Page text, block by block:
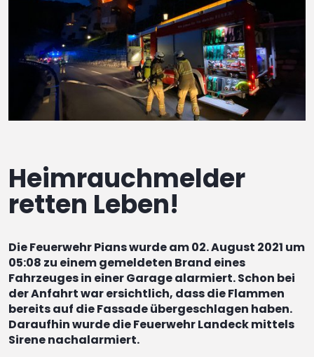
Heimrauchmelder
retten Leben!
Die Feuerwehr Pians wurde am 02. August 2021 um
05:08 zu einem gemeldeten Brand eines
Fahrzeuges in einer Garage alarmiert. Schon bei
der Anfahrt war ersichtlich, dass die Flammen
bereits auf die Fassade übergeschlagen haben.
Daraufhin wurde die Feuerwehr Landeck mittels
Sirene nachalarmiert.